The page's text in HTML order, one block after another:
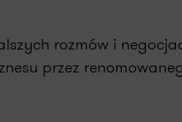
rozmów i
przez